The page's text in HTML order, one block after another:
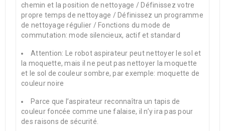
chemin et la position de nettoyage / Définissez votre
propre temps de nettoyage / Définissez un programme
de nettoyage régulier / Fonctions du mode de
commutation: mode silencieux, actif et standard
Attention: Le robot aspirateur peut nettoyer le sol et
la moquette, mais il ne peut pas nettoyer la moquette
et le sol de couleur sombre, par exemple: moquette de
couleur noire
Parce que l’aspirateur reconnaîtra un tapis de
couleur foncée comme une falaise, il n’y ira pas pour
des raisons de sécurité.